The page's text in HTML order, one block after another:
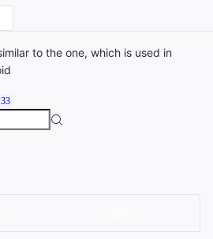
to the one, which is used in
33